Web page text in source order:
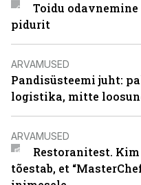
Toidu
pidurit
ARVAMUSED
Pandisüsteemi juht:
logistika, mitte
ARVAMUSED
Restoranitest.
tõestab, et